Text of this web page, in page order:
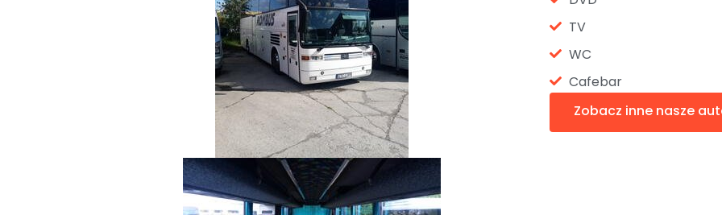
TV
WC
Cafebar
Zobacz inne nasze